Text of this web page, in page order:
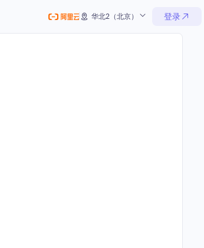
华北2（北京） 登录